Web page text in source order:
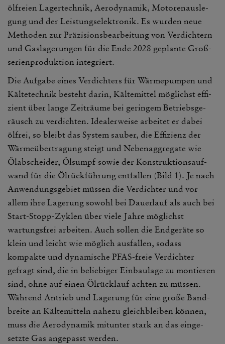
ölfreien Lager­technik, Aero­dy­namik, Moto­ren­aus­le­
gung und der Leis­tungs­elek­tronik. Es wurden neue
Methoden zur Präzi­si­ons­be­ar­bei­tung von Verdich­tern
und Gasla­ge­rungen für die Ende 2028 geplante Groß­
se­ri­en­pro­duk­tion inte­griert.
Die Aufgabe eines Verdich­ters für Wärme­pumpen und
Kälte­technik besteht darin, Kälte­mittel möglichst effi­
zient über lange Zeit­räume bei geringem Betriebs­ge­
räusch zu verdichten. Idea­ler­weise arbeitet er dabei
ölfrei, so bleibt das System sauber, die Effi­zienz der
Wärme­über­tra­gung steigt und Neben­ag­gre­gate wie
Ölab­scheider, Ölsumpf sowie der Konstruk­ti­ons­auf­
wand für die Ölrück­füh­rung entfallen (Bild 1). Je nach
Anwen­dungs­ge­biet müssen die Verdichter und vor
allem ihre Lage­rung sowohl bei Dauer­lauf als auch bei
Start-Stopp-Zyklen über viele Jahre möglichst
wartungs­frei arbeiten. Auch sollen die Endge­räte so
klein und leicht wie möglich ausfallen, sodass
kompakte und dyna­mi­sche PFAS-freie Verdichter
gefragt sind, die in belie­biger Einbau­lage zu montieren
sind, ohne auf einen Ölrück­lauf achten zu müssen.
Während Antrieb und Lage­rung für eine große Band­
breite an Kälte­mit­teln nahezu gleich­bleiben können,
muss die Aero­dy­namik mitunter stark an das einge­
setzte Gas ange­passt werden.